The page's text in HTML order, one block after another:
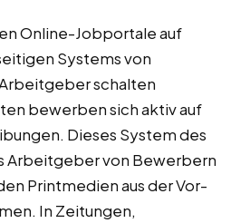
Online-Jobportale auf
Systems von
schalten
bewerben sich aktiv auf
Dieses System des
Arbeitgeber von Bewerbern
Printmedien aus der Vor-
In Zeitungen,